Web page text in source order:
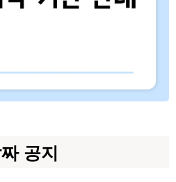
공지